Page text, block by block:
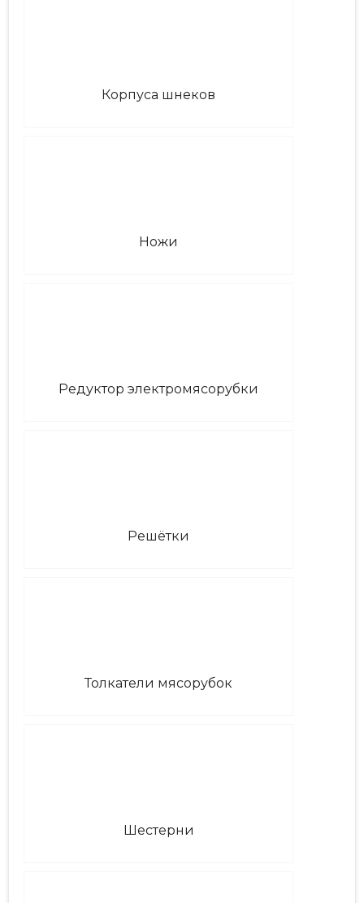
Корпуса шнеков
Ножи
Редуктор электромясорубки
Решётки
Толкатели мясорубок
Шестерни